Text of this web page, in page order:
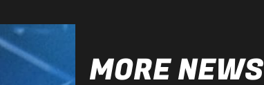
MORE NEWS